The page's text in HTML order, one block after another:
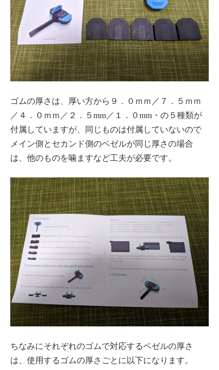
ゴムの厚さは、厚い方から９．０ｍｍ／７．５ｍｍ
／４．０ｍｍ／２．５mm／１．０mm・の５種類が
付属していますが、同じものは付属していないので
メイン側とセカンド側のベゼルが同じ厚さの場合
は、他のものを噛ますなど工夫が必要です。
ちなみにそれぞれのゴムで対応するベゼルの厚さ
は、使用するゴムの厚さごとに以下になります。